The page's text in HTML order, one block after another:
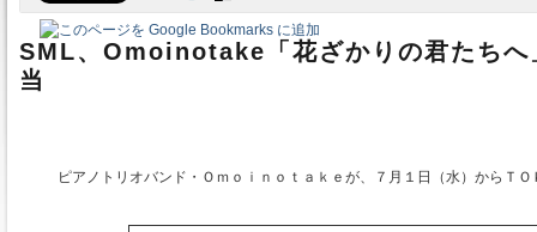
SML、Omoinotake「花ざかりの君たちへ
当
ピアノトリオバンド・Ｏｍｏｉｎｏｔａｋｅが、７月１日（水）から